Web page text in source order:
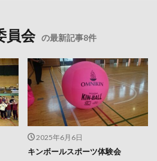
員会 の最新記事8件
2025年6月6日
キンボールスポーツ体験会